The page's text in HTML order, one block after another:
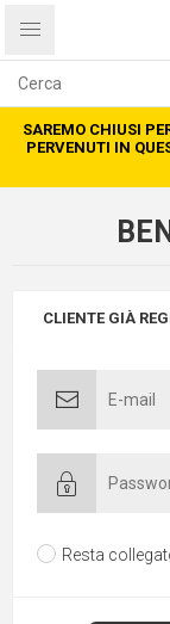
SAREMO CHIUSI
PERVENUTI IN
CLIENTE GIÀ
Resta